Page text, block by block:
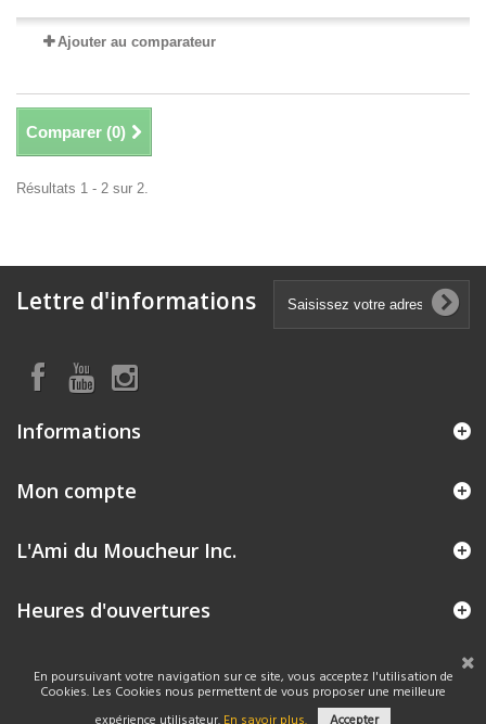
Ajouter au comparateur
Comparer (0)
Résultats 1 - 2 sur 2.
Lettre d'informations
Informations
Mon compte
L'Ami du Moucheur Inc.
Heures d'ouvertures
En poursuivant votre navigation sur ce site, vous acceptez l'utilisation de
Cookies. Les Cookies nous permettent de vous proposer une meilleure